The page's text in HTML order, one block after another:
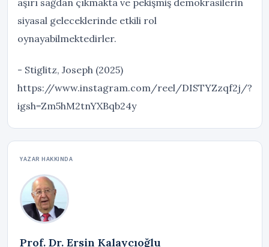
aşırı sağdan çıkmakta ve pekişmiş demokrasilerin
siyasal geleceklerinde etkili rol
oynayabilmektedirler.
- Stiglitz, Joseph (2025)
https://www.instagram.com/reel/DISTYZzqf2j/?
igsh=Zm5hM2tnYXBqb24y
YAZAR HAKKINDA
Prof. Dr. Ersin Kalaycıoğlu